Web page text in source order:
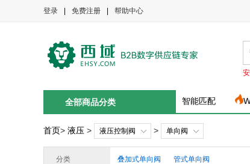
登录 免费注册 帮助中心
全部商品分类 智能匹配
首页> 液压 > 液压控制阀 > 单向阀
分类 叠加式单向阀 管式单向阀